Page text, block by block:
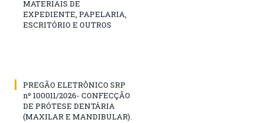
MATERIAIS DE
EXPEDIENTE, PAPELARIA,
ESCRITÓRIO E OUTROS
PREGÃO ELETRÔNICO SRP
nº 100011/2026- CONFECÇÃO
DE PRÓTESE DENTÁRIA
(MAXILAR E MANDIBULAR).